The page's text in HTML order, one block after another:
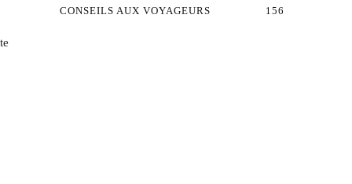
CONSEILS AUX VOYAGEURS
156